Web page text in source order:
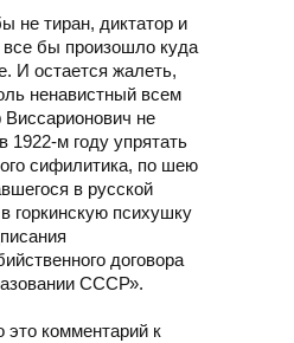
не тиран, диктатор и
все бы произошло куда
И остается жалеть,
ненавистный всем
не
1922-м году упрятать
сифилитика, по шею
в русской
горкинскую психушку
договора
СССР».
это комментарий к